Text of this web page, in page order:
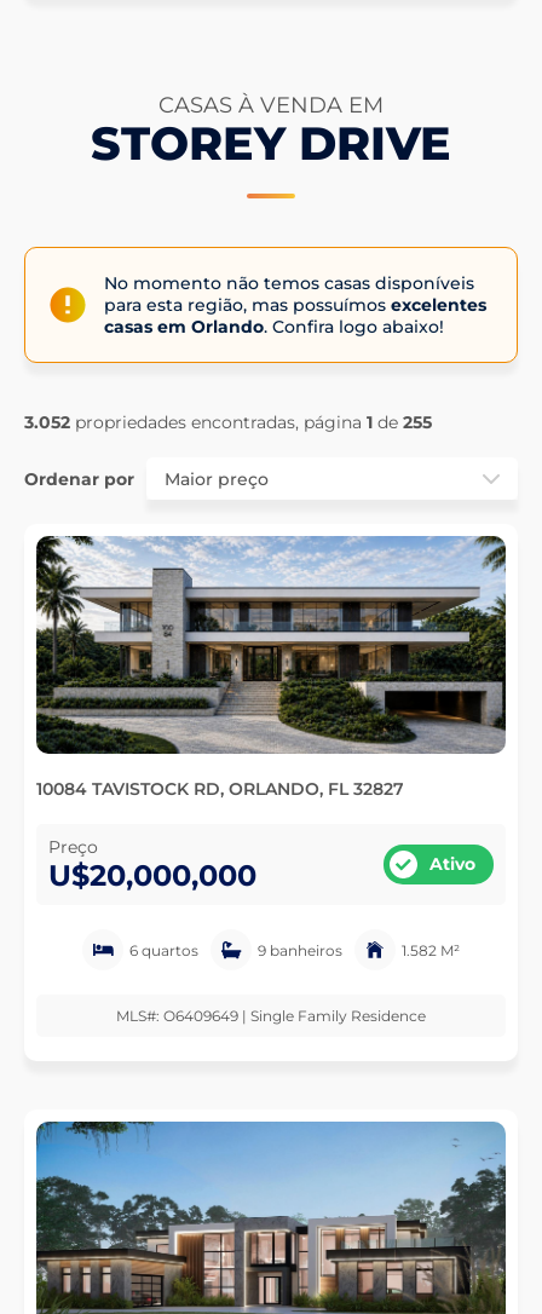
CASAS À VENDA EM
STOREY DRIVE
No momento não temos casas disponíveis
para esta região, mas possuímos excelentes
casas em Orlando. Confira logo abaixo!
3.052 propriedades encontradas, página 1 de 255
Ordenar por
10084 TAVISTOCK RD, ORLANDO, FL 32827
Preço
U$20,000,000 Ativo
6 quartos 9 banheiros 1.582 M²
MLS#: O6409649 | Single Family Residence